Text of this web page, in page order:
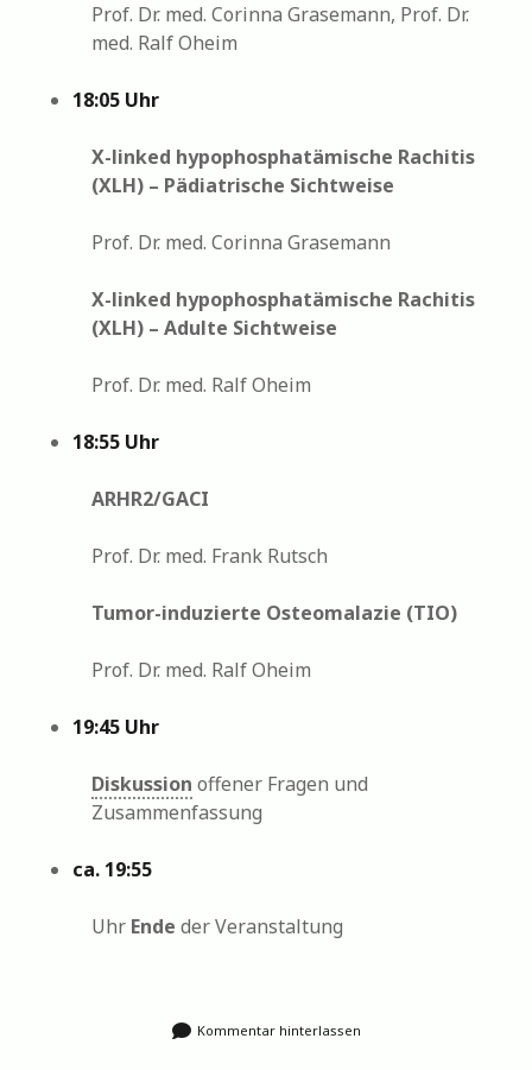
Prof. Dr. med. Corinna Grasemann, Prof. Dr.
med. Ralf Oheim
18:05 Uhr
X-linked hypophosphatämische Rachitis
(XLH) – Pädiatrische Sichtweise
Prof. Dr. med. Corinna Grasemann
X-linked hypophosphatämische Rachitis
(XLH) – Adulte Sichtweise
Prof. Dr. med. Ralf Oheim
18:55 Uhr
ARHR2/GACI
Prof. Dr. med. Frank Rutsch
Tumor-induzierte Osteomalazie (TIO)
Prof. Dr. med. Ralf Oheim
19:45 Uhr
Diskussion offener Fragen und
Zusammenfassung
ca. 19:55
Uhr Ende der Veranstaltung
Kommentar hinterlassen